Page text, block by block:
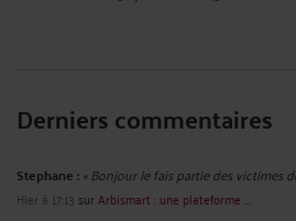
Derniers commentaires
Stephane :« Bonjour Je fais partie des victimes
Hier à 17:13 surArbismart : une plateforme ...